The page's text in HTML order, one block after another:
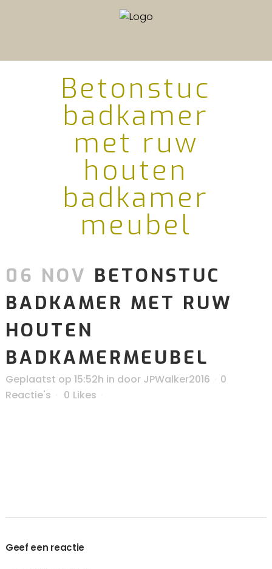
Betonstuc
badkamer
met ruw
houten
badkamer
meubel
06 NOV BETONSTUC
BADKAMER MET RUW
HOUTEN
BADKAMERMEUBEL
Geplaatst op 15:52h in door JPWalker2016
0
Reactie's
0 Likes
Geef een reactie